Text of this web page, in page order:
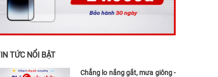
TỨC NỔI BẬT
Chẳng lo nắng gắt, mưa giông -